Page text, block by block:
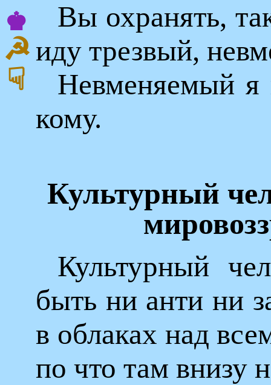
♚
☭
☟
Вы охранять,
иду трезвый,
Невменяемый
кому.
Культурный
Культурный
быть ни анти ни
в облаках над
по что там внизу